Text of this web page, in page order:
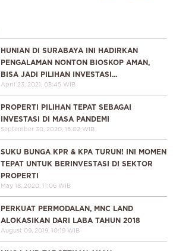
HUNIAN DI SURABAYA INI HADIRKAN
PENGALAMAN NONTON BIOSKOP AMAN,
BISA JADI PILIHAN INVESTASI...
April 23, 2021, 08:45 WIB
PROPERTI PILIHAN TEPAT SEBAGAI
INVESTASI DI MASA PANDEMI
September 30, 2020, 15:02 WIB
SUKU BUNGA KPR & KPA TURUN! INI MOMEN
TEPAT UNTUK BERINVESTASI DI SEKTOR
PROPERTI
May 18, 2020, 11:06 WIB
PERKUAT PERMODALAN, MNC LAND
ALOKASIKAN DARI LABA TAHUN 2018
August 09, 2019, 10:19 WIB